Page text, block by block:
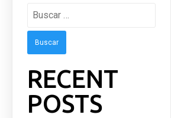
RECENT
POSTS